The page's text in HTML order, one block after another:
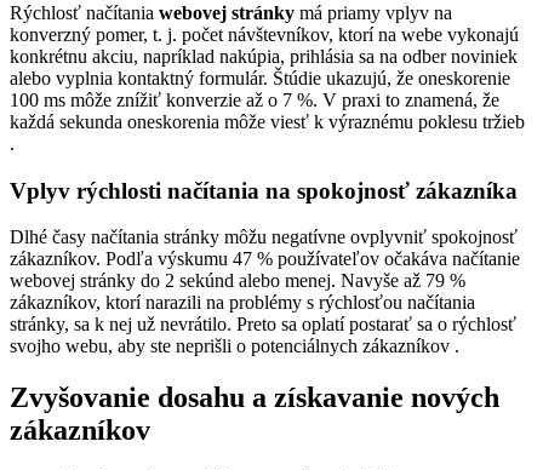
Rýchlosť načítania webovej stránky má priamy vplyv na
konverzný pomer, t. j. počet návštevníkov, ktorí na webe vykonajú
konkrétnu akciu, napríklad nakúpia, prihlásia sa na odber noviniek
alebo vyplnia kontaktný formulár. Štúdie ukazujú, že oneskorenie
100 ms môže znížiť konverzie až o 7 %. V praxi to znamená, že
každá sekunda oneskorenia môže viesť k výraznému poklesu tržieb
.
Vplyv rýchlosti načítania na spokojnosť zákazníka
Dlhé časy načítania stránky môžu negatívne ovplyvniť spokojnosť
zákazníkov. Podľa výskumu 47 % používateľov očakáva načítanie
webovej stránky do 2 sekúnd alebo menej. Navyše až 79 %
zákazníkov, ktorí narazili na problémy s rýchlosťou načítania
stránky, sa k nej už nevrátilo. Preto sa oplatí postarať sa o rýchlosť
svojho webu, aby ste neprišli o potenciálnych zákazníkov .
Zvyšovanie dosahu a získavanie nových
zákazníkov